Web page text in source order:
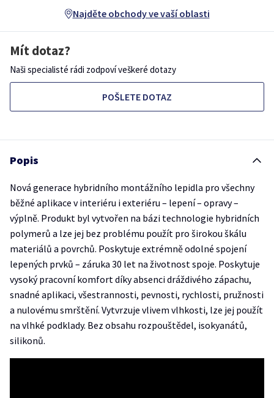
Najděte obchody ve vaší oblasti
Mít dotaz?
Naši specialisté rádi zodpoví veškeré dotazy
POŠLETE DOTAZ
Popis
Nová generace hybridního montážního lepidla pro všechny
běžné aplikace v interiéru i exteriéru – lepení – opravy –
výplně. Produkt byl vytvořen na bázi technologie hybridních
polymerů a lze jej bez problému použít pro širokou škálu
materiálů a povrchů. Poskytuje extrémně odolné spojení
lepených prvků – záruka 30 let na životnost spoje. Poskytuje
vysoký pracovní komfort díky absenci dráždivého zápachu,
snadné aplikaci, všestrannosti, pevnosti, rychlosti, pružnosti
a nulovému smrštění. Vytvrzuje vlivem vlhkosti, lze jej použít
na vlhké podklady. Bez obsahu rozpouštědel, isokyanátů,
silikonů.